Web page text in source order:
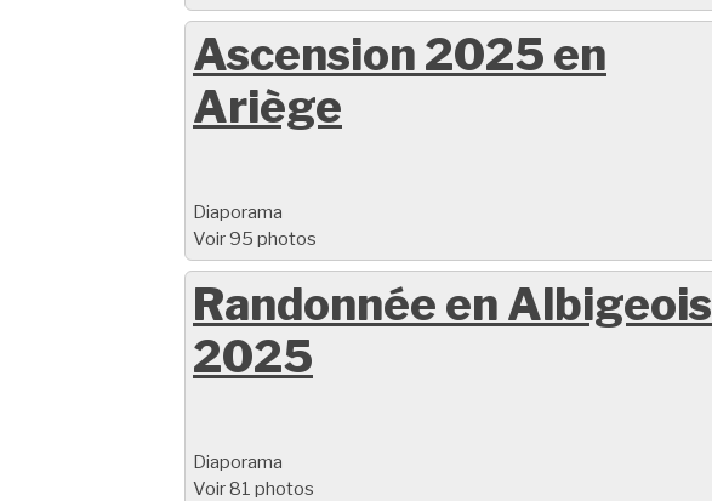
Ascension 2025 en
Ariège
Diaporama
Voir 95 photos
Randonnée en Albigeois
2025
Diaporama
Voir 81 photos